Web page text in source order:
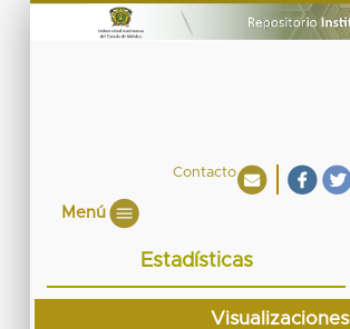
Contacto
Menú
Estadísticas
Visualizaciones